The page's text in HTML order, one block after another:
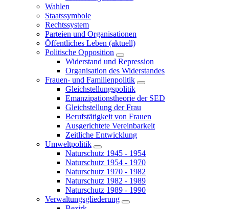
Wahlen
Staatssymbole
Rechtssystem
Parteien und Organisationen
Öffentliches Leben (aktuell)
Politische Opposition
Widerstand und Repression
Organisation des Widerstandes
Frauen- und Familienpolitik
Gleichstellungspolitik
Emanzipationstheorie der SED
Gleichstellung der Frau
Berufstätigkeit von Frauen
Ausgerichtete Vereinbarkeit
Zeitliche Entwicklung
Umweltpolitik
Naturschutz 1945 - 1954
Naturschutz 1954 - 1970
Naturschutz 1970 - 1982
Naturschutz 1982 - 1989
Naturschutz 1989 - 1990
Verwaltungsgliederung